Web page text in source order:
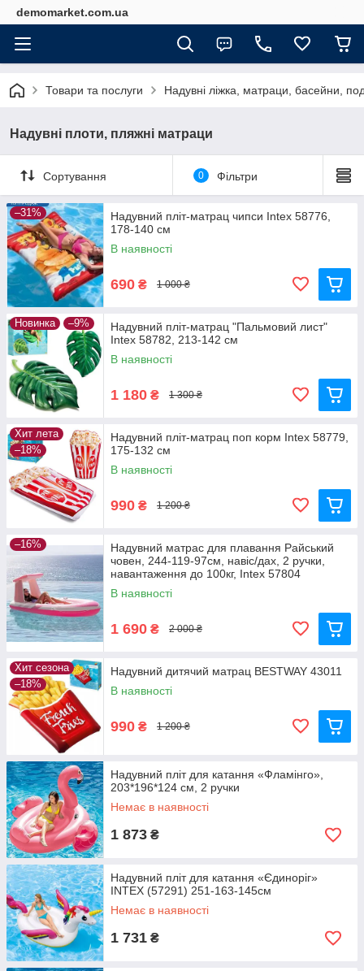
demomarket.com.ua
Товари та послуги Надувні ліжка, матраци, басейни,
Надувні плоти, пляжні матраци
Сортування 0 Фільтри
–31%
Надувний пліт-матрац чипси Intex 58776,
178-140 см
В наявності
690 ₴ 1 000 ₴
Новинка –9%
Надувний пліт-матрац "Пальмовий лист"
Intex 58782, 213-142 см
В наявності
1 180 ₴ 1 300 ₴
Хит лета
–18%
Надувний пліт-матрац поп корм Intex 58779,
175-132 см
В наявності
990 ₴ 1 200 ₴
–16%
Надувний матрас для плавання Райський
човен, 244-119-97см, навіс/дах, 2 ручки,
навантаження до 100кг, Intex 57804
В наявності
1 690 ₴ 2 000 ₴
Хит сезона
–18%
Надувний дитячий матрац BESTWAY 43011
В наявності
990 ₴ 1 200 ₴
Надувний пліт для катання «Фламінго»,
203*196*124 см, 2 ручки
Немає в наявності
1 873 ₴
Надувний пліт для катання «Єдиноріг»
INTEX (57291) 251-163-145см
Немає в наявності
1 731 ₴